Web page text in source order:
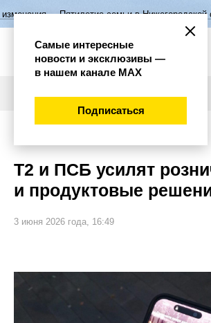
семьи в Нижегородской области Год
Т2 и ПСБ усилят
и продуктовые
3 июня 2026 года, 16:49
Самые интересные
новости и эксклюзивы —
в нашем канале МАХ
Подписаться